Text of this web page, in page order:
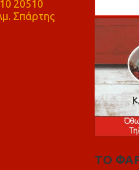
20510
Σπάρτης
ΤΟ